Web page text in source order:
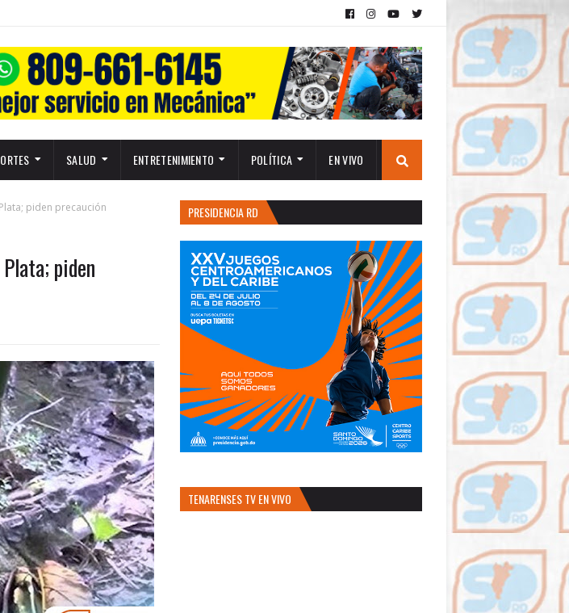
SALUD ENTRETENIMIENTO POLÍTICA EN VIVO
piden precaución
piden
PRESIDENCIA RD
TENARENSES TV EN VIVO